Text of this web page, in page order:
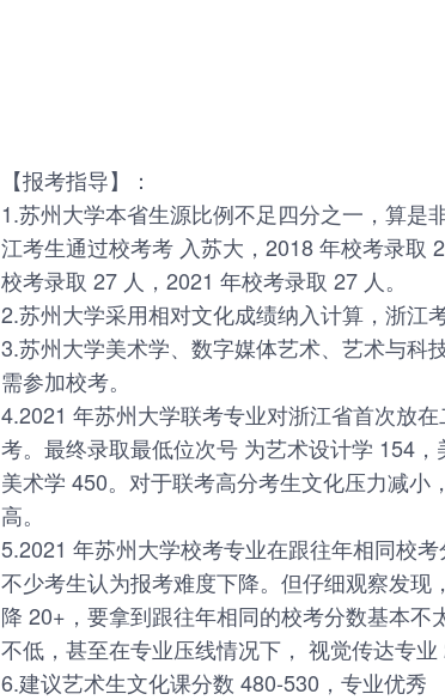
【报考指导】：
1.苏州大学本省生源比例不足四分之一，算是
江考生通过校考考 入苏大，2018 年校考录取
校考录取 27 人，2021 年校考录取 27 人。
2.苏州大学采用相对文化成绩纳入计算，浙江
3.苏州大学美术学、数字媒体艺术、艺术与科
需参加校考。
4.2021 年苏州大学联考专业对浙江省首次放
考。最终录取最低位次号 为艺术设计学 154
美术学 450。对于联考高分考生文化压力减
高。
5.2021 年苏州大学校考专业在跟往年相同校考
不少考生认为报考难度下降。但仔细观察发
降 20+，要拿到跟往年相同的校考分数基本
不低，甚至在专业压线情况下， 视觉传达专业
6.建议艺术生文化课分数 480-530，专业优秀